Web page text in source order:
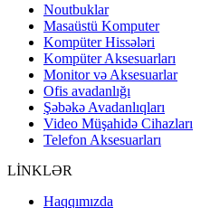
Noutbuklar
Masaüstü Komputer
Kompüter Hissələri
Kompüter Aksesuarları
Monitor və Aksesuarlar
Ofis avadanlığı
Şəbəkə Avadanlıqları
Video Müşahidə Cihazları
Telefon Aksesuarları
LİNKLƏR
Haqqımızda